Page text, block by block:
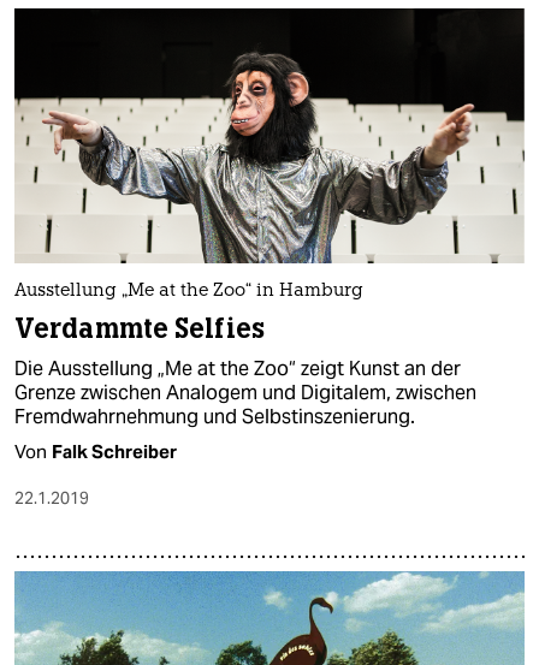
Ausstellung „Me at the Zoo“ in Hamburg
Verdammte Selfies
Die Ausstellung „Me at the Zoo“ zeigt Kunst an der
Grenze zwischen Analogem und Digitalem, zwischen
Fremdwahrnehmung und Selbstinszenierung.
Von Falk Schreiber
22.1.2019